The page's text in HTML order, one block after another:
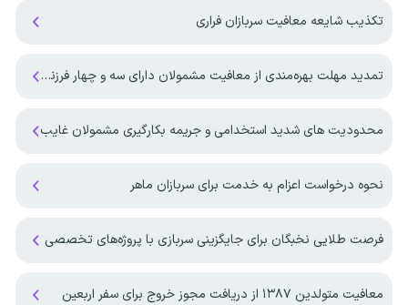
تکذیب شایعه معافیت سربازان فراری
تمدید مهلت بهره‌مندی از معافیت مشمولان دارای سه و چهار فرزند تا پایان ۱۴۰۷
محدودیت های شدید استخدامی و جریمه بکارگیری مشمولان غایب
نحوه درخواست اعزام به خدمت برای سربازان ماهر
فرصت طلایی نخبگان برای جایگزینی سربازی با پروژه‌های تخصصی
معافیت متولدین ۱۳۸۷ از دریافت مجوز خروج برای سفر اربعین